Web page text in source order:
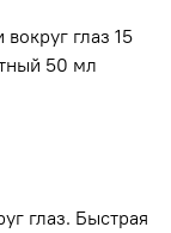
глаз 15
50 мл
глаз. Быстрая